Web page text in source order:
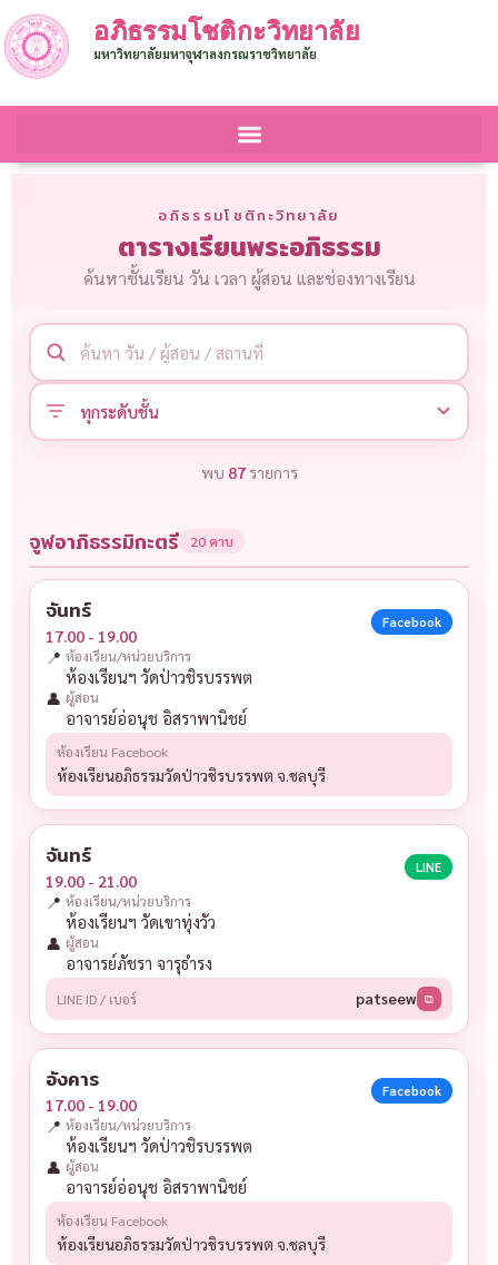
อภิธรรมโชติกะวิทยาลัย
มหาวิทยาลัยมหาจุฬาลงกรณราชวิทยาลัย
อภิธรรมโชติกะวิทยาลัย
ตารางเรียนพระอภิธรรม
ค้นหาชั้นเรียน วัน เวลา ผู้สอน และช่องทางเรียน
พบ 87รายการ
จูฬอาภิธรรมิกะตรี 20 คาบ
จันทร์
17.00 - 19.00
Facebook
📍 ห้องเรียน/หน่วยบริการ
ห้องเรียนฯ วัดป่าวชิรบรรพต
👤 ผู้สอน
อาจารย์อ่อนุช อิสราพานิชย์
ห้องเรียน Facebook
ห้องเรียนอภิธรรมวัดป่าวชิรบรรพต จ.ชลบุรี
จันทร์
19.00 - 21.00
LINE
📍 ห้องเรียน/หน่วยบริการ
ห้องเรียนฯ วัดเขาทุ่งวัว
👤 ผู้สอน
อาจารย์ภัชรา จารุธำรง
LINE ID / เบอร์ patseew ⧉
อังคาร
17.00 - 19.00
Facebook
📍 ห้องเรียน/หน่วยบริการ
ห้องเรียนฯ วัดป่าวชิรบรรพต
👤 ผู้สอน
อาจารย์อ่อนุช อิสราพานิชย์
ห้องเรียน Facebook
ห้องเรียนอภิธรรมวัดป่าวชิรบรรพต จ.ชลบุรี